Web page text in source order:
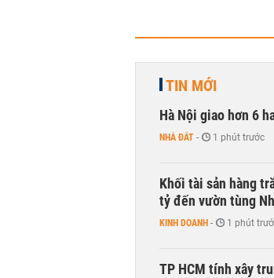
TIN MỚI
Hà Nội giao hơn 6
NHÀ ĐẤT - 1 phút trước
Khối tài sản hàng
tỷ đến vườn tùng
KINH DOANH - 1 phút
TP HCM tính xây